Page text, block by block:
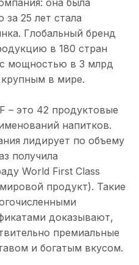
она была
за 25 лет стала
Глобальный бренд
в 180 стран
мощностью в 3 млрд
в мире.
– это 42 продуктовые
напитков.
лидирует по объему
получила
World First Class
продукт). Такие
доказывают,
премиальные
и богатым вкусом.